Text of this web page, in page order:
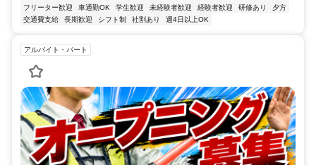
フリーター歓迎
車通勤OK 学生歓迎 未経験者歓迎 経験者歓迎 研修あり
夕方
交通費支給
長期歓迎 シフト制 社割あり 週4日以上OK
アルバイト・パート